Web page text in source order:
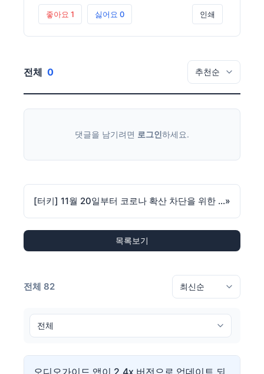
좋아요 1 싫어요 0 인쇄
전체 0
댓글을 남기려면 로그인하세요.
[터키] 11월 20일부터 코로나 확산 차단을 위한 부분 통행금지 시행»
목록보기
전체 82
오디오가이드 앱이 2.4x 버전으로 업데이트 되